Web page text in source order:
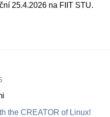
25.4.2026 na FIIT STU.
the CREATOR of Linux!